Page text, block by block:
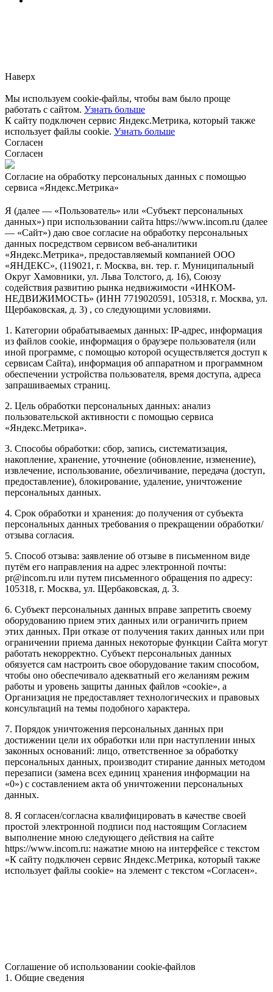
Наверх
Мы используем cookie-файлы, чтобы вам было проще
работать с сайтом. Узнать больше
К сайту подключен сервис Яндекс.Метрика, который также
использует файлы cookie. Узнать больше
Согласен
Согласен
Согласие на обработку персональных данных с помощью
сервиса «Яндекс.Метрика»
Я (далее — «Пользователь» или «Субъект персональных
данных») при использовании сайта https://www.incom.ru (далее
— «Сайт») даю свое согласие на обработку персональных
данных посредством сервисом веб-аналитики
«Яндекс.Метрика», предоставляемый компанией ООО
«ЯНДЕКС», (119021, г. Москва, вн. тер. г. Муниципальный
Округ Хамовники, ул. Льва Толстого, д. 16), Союзу
содействия развитию рынка недвижимости «ИНКОМ-
НЕДВИЖИМОСТЬ» (ИНН 7719020591, 105318, г. Москва, ул.
Щербаковская, д. 3) , со следующими условиями.
1. Категории обрабатываемых данных: IP-адрес, информация
из файлов cookie, информация о браузере пользователя (или
иной программе, с помощью которой осуществляется доступ к
сервисам Сайта), информация об аппаратном и программном
обеспечении устройства пользователя, время доступа, адреса
запрашиваемых страниц.
2. Цель обработки персональных данных: анализ
пользовательской активности с помощью сервиса
«Яндекс.Метрика».
3. Способы обработки: сбор, запись, систематизация,
накопление, хранение, уточнение (обновление, изменение),
извлечение, использование, обезличивание, передача (доступ,
предоставление), блокирование, удаление, уничтожение
персональных данных.
4. Срок обработки и хранения: до получения от субъекта
персональных данных требования о прекращении обработки/
отзыва согласия.
5. Способ отзыва: заявление об отзыве в письменном виде
путём его направления на адрес электронной почты:
pr@incom.ru или путем письменного обращения по адресу:
105318, г. Москва, ул. Щербаковская, д. 3.
6. Субъект персональных данных вправе запретить своему
оборудованию прием этих данных или ограничить прием
этих данных. При отказе от получения таких данных или при
ограничении приема данных некоторые функции Сайта могут
работать некорректно. Субъект персональных данных
обязуется сам настроить свое оборудование таким способом,
чтобы оно обеспечивало адекватный его желаниям режим
работы и уровень защиты данных файлов «cookie», а
Организация не предоставляет технологических и правовых
консультаций на темы подобного характера.
7. Порядок уничтожения персональных данных при
достижении цели их обработки или при наступлении иных
законных оснований: лицо, ответственное за обработку
персональных данных, производит стирание данных методом
перезаписи (замена всех единиц хранения информации на
«0») с составлением акта об уничтожении персональных
данных.
8. Я согласен/согласна квалифицировать в качестве своей
простой электронной подписи под настоящим Согласием
выполнение мною следующего действия на сайте
https://www.incom.ru: нажатие мною на интерфейсе с текстом
«К сайту подключен сервис Яндекс.Метрика, который также
использует файлы cookie» на элемент с текстом «Согласен».
Соглашение об использовании cookie-файлов
1. Общие сведения